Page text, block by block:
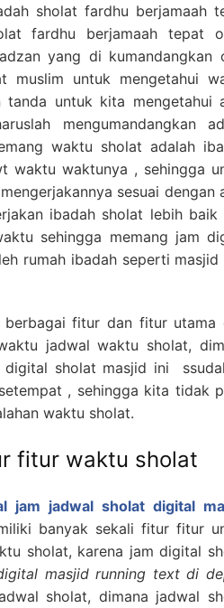
sholat fardhu berjamaah
fardhu berjamaah tepat
yang di kumandangkan
muslim untuk mengetahui
tanda untuk kita mengetahui
mengumandangkan
waktu sholat adalah
waktu waktunya , sehingga
sesuai dengan
ibadah sholat lebih baik
sehingga memang jam
rumah ibadah seperti masjid
fitur dan fitur utama
jadwal waktu sholat,
sholat masjid ini
, sehingga kita tidak
waktu sholat.
fitur waktu sholat
jam jadwal sholat digital
banyak sekali fitur fitur
sholat, karena jam digital
masjid running text di
sholat, dimana jadwal